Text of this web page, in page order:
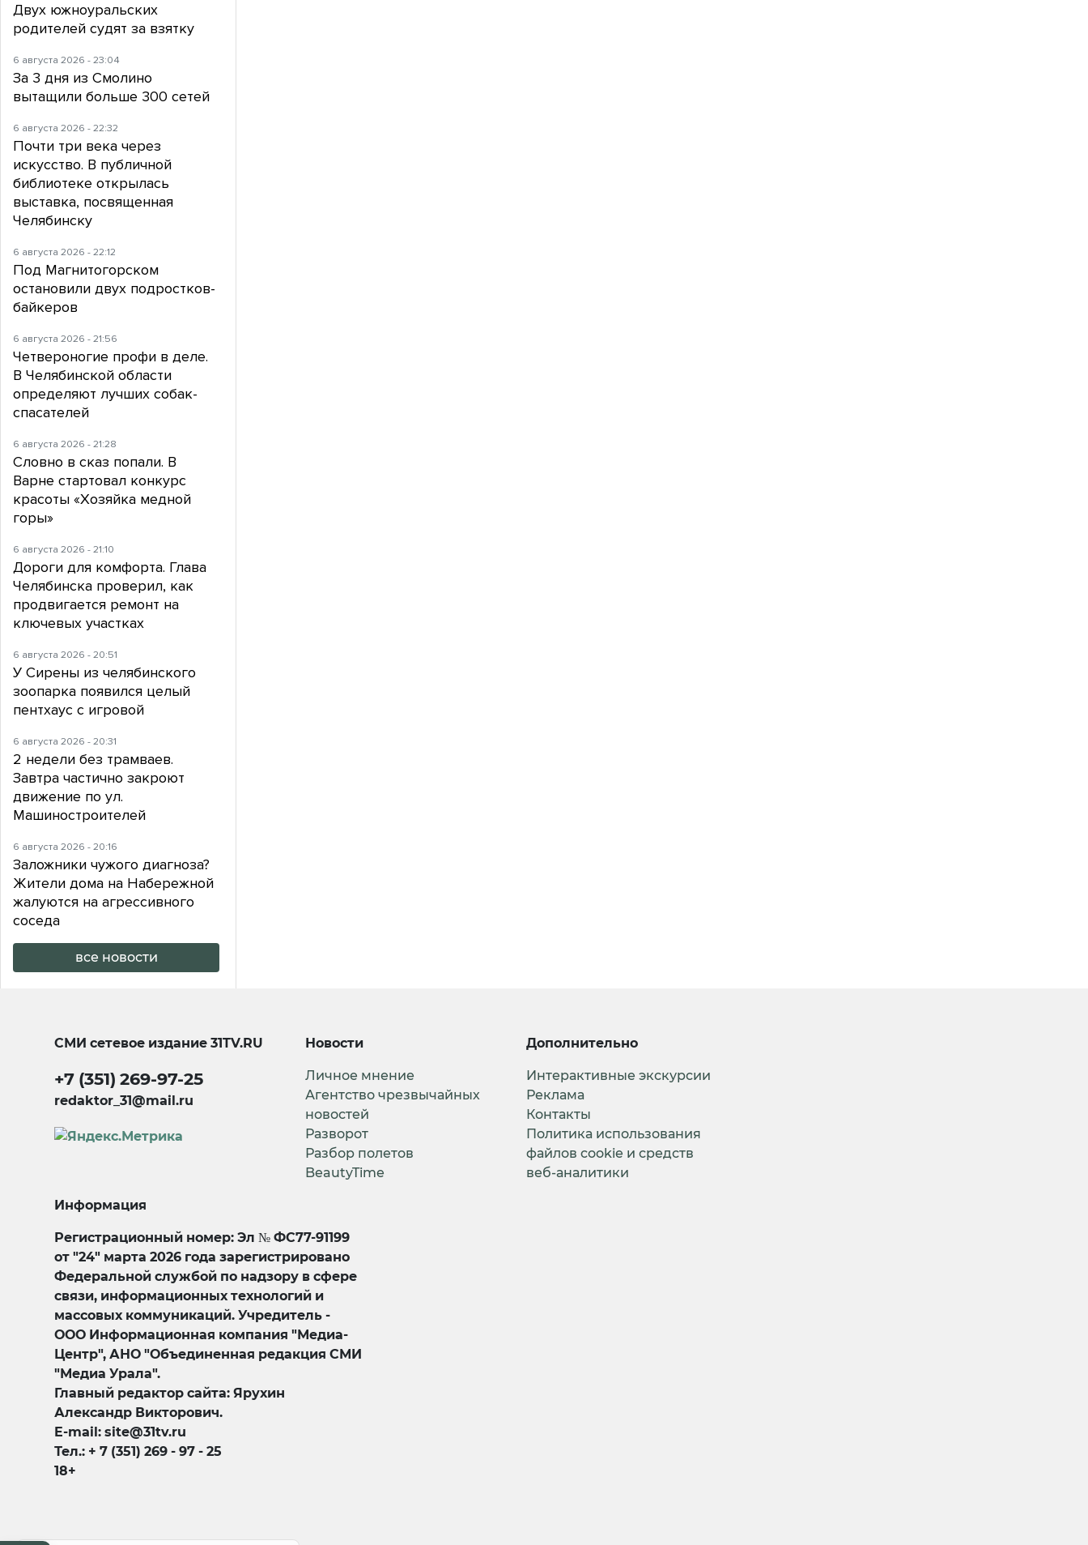
Двух южноуральских
родителей судят за взятку
6 августа 2026 - 23:04
За 3 дня из Смолино
вытащили больше 300 сетей
6 августа 2026 - 22:32
Почти три века через
искусство. В публичной
библиотеке открылась
выставка, посвященная
Челябинску
6 августа 2026 - 22:12
Под Магнитогорском
остановили двух подростков-
байкеров
6 августа 2026 - 21:56
Четвероногие профи в деле.
В Челябинской области
определяют лучших собак-
спасателей
6 августа 2026 - 21:28
Словно в сказ попали. В
Варне стартовал конкурс
красоты «Хозяйка медной
горы»
6 августа 2026 - 21:10
Дороги для комфорта. Глава
Челябинска проверил, как
продвигается ремонт на
ключевых участках
6 августа 2026 - 20:51
У Сирены из челябинского
зоопарка появился целый
пентхаус с игровой
6 августа 2026 - 20:31
2 недели без трамваев.
Завтра частично закроют
движение по ул.
Машиностроителей
6 августа 2026 - 20:16
Заложники чужого диагноза?
Жители дома на Набережной
жалуются на агрессивного
соседа
все новости
СМИ сетевое издание31TV.RU
+7 (351) 269-97-25
redaktor_31@mail.ru
Новости
Личное мнение
Агентство чрезвычайных
новостей
Разворот
Разбор полетов
BeautyTime
Дополнительно
Интерактивные экскурсии
Реклама
Контакты
Политика использования
файлов cookie и средств
веб-аналитики
Информация
Регистрационный номер: Эл № ФС77-91199
от "24" марта 2026 года зарегистрировано
Федеральной службой по надзору в сфере
связи, информационных технологий и
массовых коммуникаций. Учредитель -
ООО Информационная компания "Медиа-
Центр", АНО "Объединенная редакция СМИ
"Медиа Урала".
Главный редактор сайта: Ярухин
Александр Викторович.
E-mail: site@31tv.ru
Тел.: + 7 (351) 269 - 97 - 25
18+